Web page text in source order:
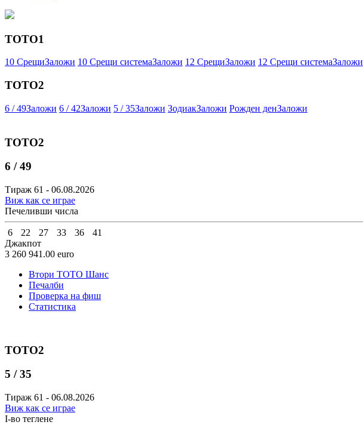
ТОТО1
10 СрещиЗаложи 10 Срещи системаЗаложи 12 СрещиЗаложи 12 Срещи системаЗаложи
ТОТО2
6 / 49Заложи 6 / 42Заложи 5 / 35Заложи ЗодиакЗаложи Рожден денЗаложи
ТОТО2
6 / 49
Тираж 61 - 06.08.2026
Виж как се играе
Печеливши числа
6 22 27 33 36
41
Джакпот
3 260 941.00 euro
Втори ТОТО Шанс
Печалби
Проверка на фиш
Статистика
ТОТО2
5 / 35
Тираж 61 - 06.08.2026
Виж как се играе
I-во теглене